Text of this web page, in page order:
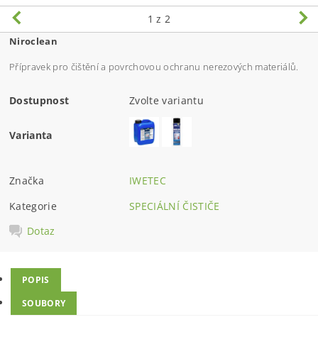
1 z 2
Niroclean
Přípravek pro čištění a povrchovou ochranu nerezových materiálů.
Dostupnost Zvolte variantu
Varianta
Značka
IWETEC
Kategorie
SPECIÁLNÍ ČISTIČE
Dotaz
POPIS
SOUBORY